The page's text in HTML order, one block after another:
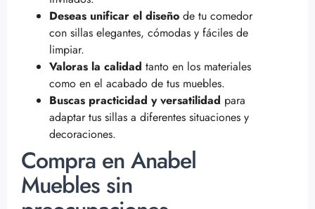
Deseas unificar el diseño de tu comedor
con sillas elegantes, cómodas y fáciles de
limpiar.
Valoras la calidad tanto en los materiales
como en el acabado de tus muebles.
Buscas practicidad y versatilidad para
adaptar tus sillas a diferentes situaciones y
decoraciones.
Compra en Anabel
Muebles sin